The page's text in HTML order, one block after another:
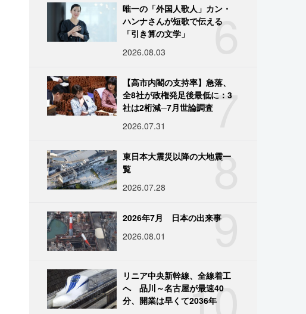
6
唯一の「外国人歌人」カン・
ハンナさんが短歌で伝える
「引き算の文学」
2026.08.03
7
【高市内閣の支持率】急落、
全8社が政権発足後最低に：3
社は2桁減─7月世論調査
2026.07.31
8
東日本大震災以降の大地震一
覧
2026.07.28
9
2026年7月 日本の出来事
2026.08.01
10
リニア中央新幹線、全線着工
へ 品川～名古屋が最速40
分、開業は早くて2036年